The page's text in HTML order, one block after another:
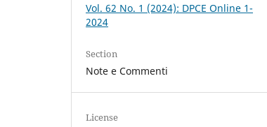
Vol. 62 No. 1 (2024): DPCE Online 1-
2024
Section
Note e Commenti
License